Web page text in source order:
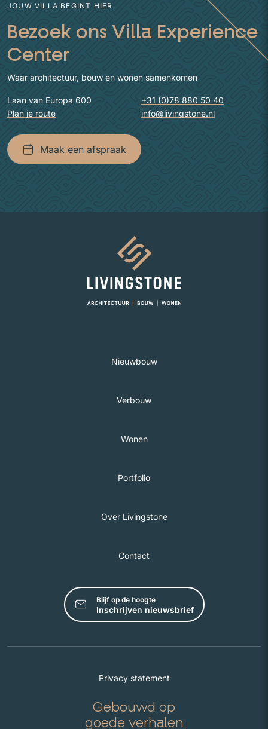
JOUW VILLA BEGINT HIER
Bezoek ons Villa Experience
Center
Waar architectuur, bouw en wonen samenkomen
Laan van Europa 600
Plan je route
+31 (0)78 880 50 40
info@livingstone.nl
Maak een afspraak
Naar homepage
Nieuwbouw
Verbouw
Wonen
Portfolio
Over Livingstone
Contact
Blijf op de hoogte
Inschrijven nieuwsbrief
Privacy statement
Gebouwd op
goede verhalen